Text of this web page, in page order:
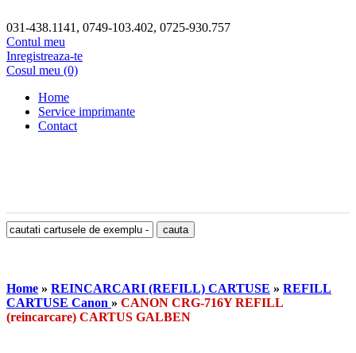
031-438.1141, 0749-103.402, 0725-930.757
Contul meu
Inregistreaza-te
Cosul meu (0)
Home
Service imprimante
Contact
Home » REINCARCARI (REFILL) CARTUSE » REFILL
CARTUSE Canon » CANON CRG-716Y REFILL
(reincarcare) CARTUS GALBEN